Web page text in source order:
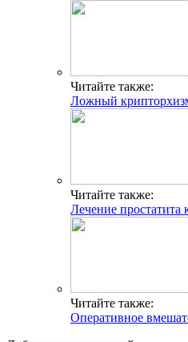
Читайте также:
Ложный
Читайте также:
Лечение простатита
Читайте также:
Оперативное